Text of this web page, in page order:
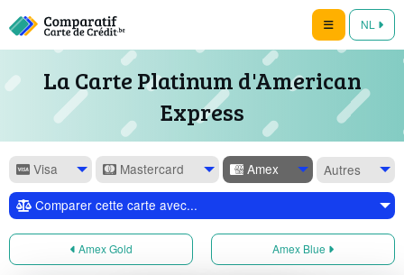
NL
La Carte Platinum d'American
Express
Visa Mastercard Amex
Autres
Comparer cette carte avec...
Amex Gold Amex Blue